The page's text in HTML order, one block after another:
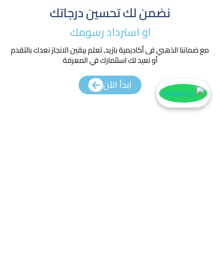
نضمن لك تحسين درجاتك
او استرداد رسومك​
مع ضماننا الذهبي فى أكاديمية بازيد, تعلم بيقين الانجاز نعدك بالتقدم
أو نعيد لك استثمارك في المعرفة
ابدأ الآن